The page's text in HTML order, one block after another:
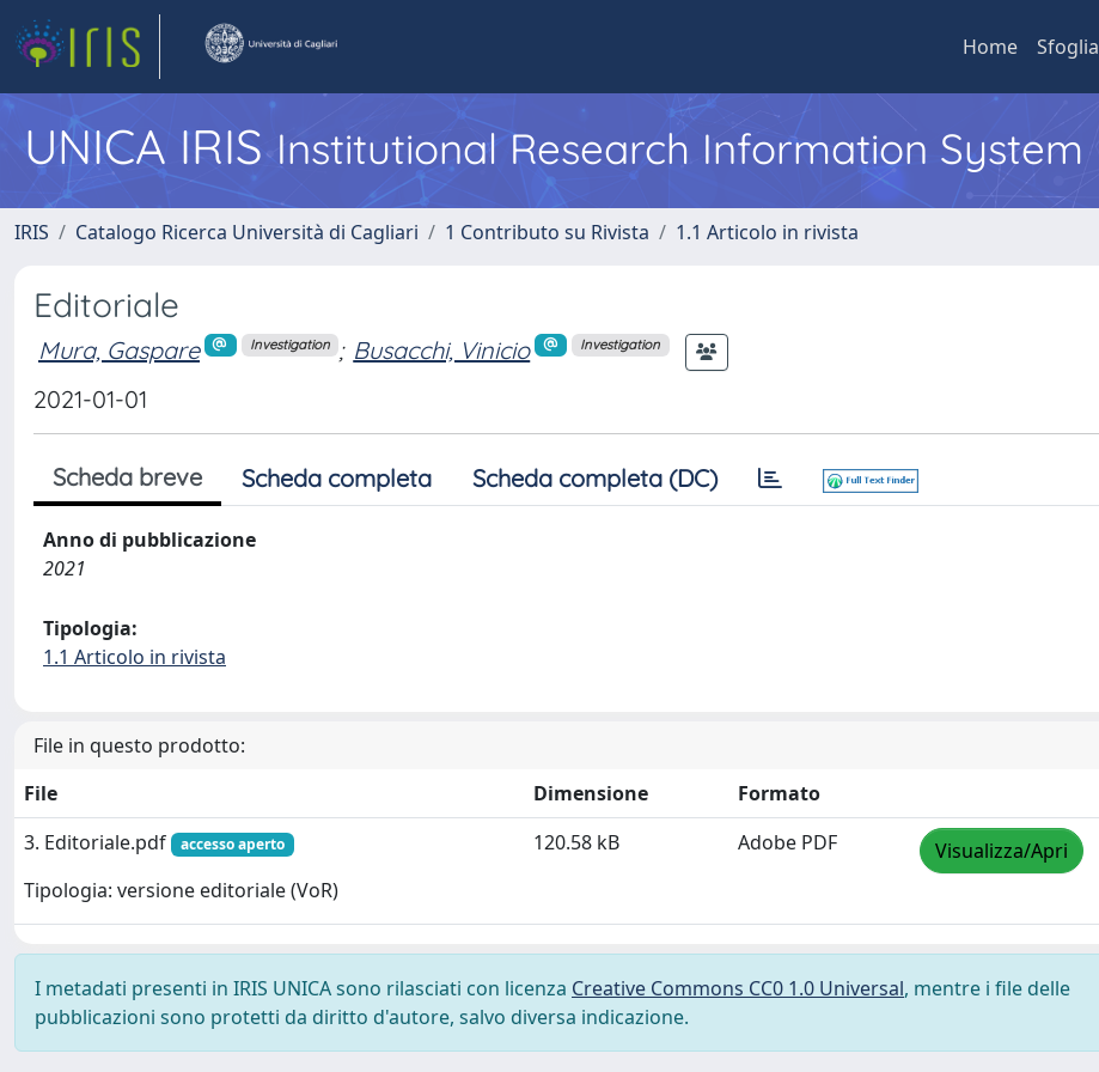
Home Sfoglia
UNICA IRISInstitutional Research Information System
IRIS Catalogo Ricerca Università di Cagliari 1 Contributo su Rivista 1.1 Articolo in rivista
Editoriale
Mura, Gaspare Investigation ; Busacchi, Vinicio Investigation
2021-01-01
Scheda breve Scheda completa Scheda completa (DC)
Anno di pubblicazione
2021
Tipologia:
1.1 Articolo in rivista
File in questo prodotto:
File
Dimensione
Formato
3. Editoriale.pdf
accesso aperto
Tipologia: versione editoriale (VoR)
120.58 kB Adobe PDF Visualizza/Apri
I metadati presenti in IRIS UNICA sono rilasciati con licenza Creative Commons CC0 1.0 Universal, mentre i file delle
pubblicazioni sono protetti da diritto d'autore, salvo diversa indicazione.